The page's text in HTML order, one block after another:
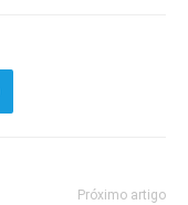
Próximo artigo